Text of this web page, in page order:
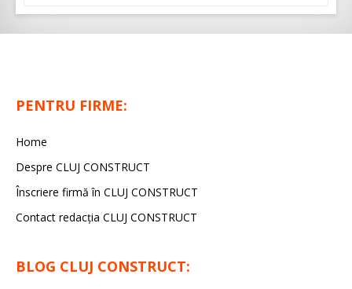
PENTRU FIRME:
Home
Despre CLUJ CONSTRUCT
Înscriere firmă în CLUJ CONSTRUCT
Contact redacția CLUJ CONSTRUCT
BLOG CLUJ CONSTRUCT: